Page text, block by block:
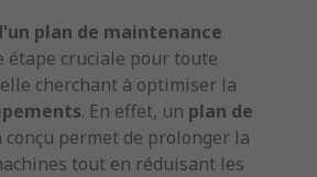
plan de maintenance
étape cruciale pour toute
cherchant à optimiser la
. En effet, un plan de
conçu permet de prolonger la
tout en réduisant les